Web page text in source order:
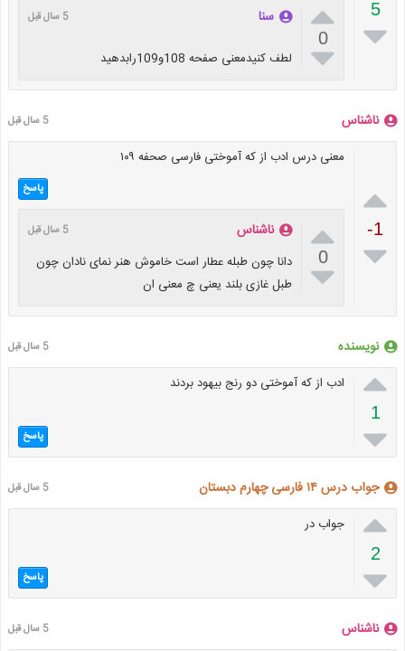
5


0

سنا 5 سال قبل
لطف کنیدمعنی صفحه 108و109رابدهید
ناشناس 5 سال قبل

-1

معنی درس ادب از که آموختی فارسی صحفه ۱۰۹
پاسخ

0

ناشناس 5 سال قبل
دانا چون طبله عطار است خاموش هنر نمای نادان چون
طبل غازی بلند یعنی چ معنی ان
نویسنده 5 سال قبل

1

ادب از که آموختی دو رنج بیهود بردند
پاسخ
جواب درس ۱۴ فارسی چهارم دبستان 5 سال قبل

2

جواب در
پاسخ
ناشناس 5 سال قبل